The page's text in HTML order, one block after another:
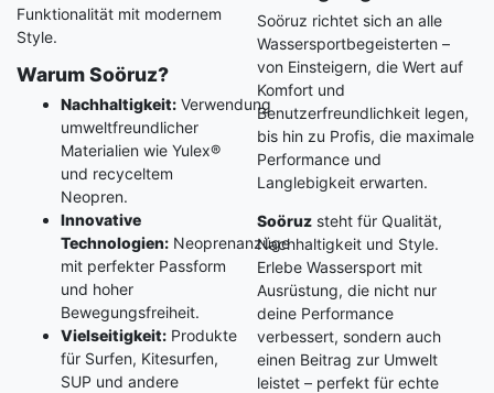
Funktionalität mit modernem
Style.
Warum Soöruz?
Nachhaltigkeit: Verwendung
umweltfreundlicher
Materialien wie Yulex®
und recyceltem
Neopren.
Innovative
Technologien: Neoprenanzüge
mit perfekter Passform
und hoher
Bewegungsfreiheit.
Vielseitigkeit: Produkte
für Surfen, Kitesurfen,
SUP und andere
Soöruz richtet sich an alle
Wassersportbegeisterten –
von Einsteigern, die Wert auf
Komfort und
Benutzerfreundlichkeit legen,
bis hin zu Profis, die maximale
Performance und
Langlebigkeit erwarten.
Soöruzsteht für Qualität,
Nachhaltigkeit und Style.
Erlebe Wassersport mit
Ausrüstung, die nicht nur
deine Performance
verbessert, sondern auch
einen Beitrag zur Umwelt
leistet – perfekt für echte